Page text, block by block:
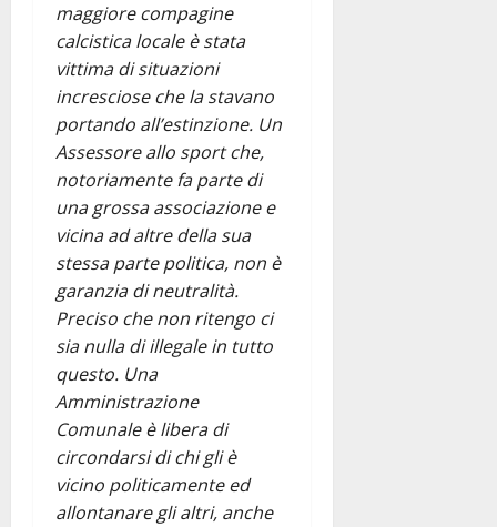
maggiore compagine
calcistica locale è stata
vittima di situazioni
incresciose che la stavano
portando all’estinzione. Un
Assessore allo sport che,
notoriamente fa parte di
una grossa associazione e
vicina ad altre della sua
stessa parte politica, non è
garanzia di neutralità.
Preciso che non ritengo ci
sia nulla di illegale in tutto
questo. Una
Amministrazione
Comunale è libera di
circondarsi di chi gli è
vicino politicamente ed
allontanare gli altri, anche